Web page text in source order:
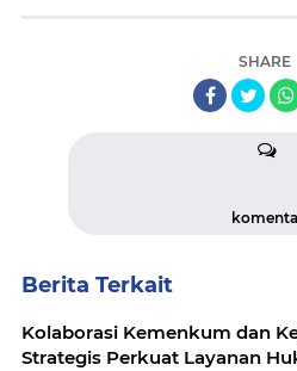
SHARE
Berita Terkait
Kolaborasi Kemenkum dan
Strategis Perkuat Layanan